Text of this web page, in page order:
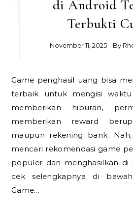
di Android
Terbukti
November 11, 2025 - By
Game penghasil uang bisa menjadi pertimbangan
terbaik untuk mengisi
memberikan hiburan,
memberikan reward
maupun rekening bank.
mencari rekomendasi game
populer dan menghasilkan di
cek selengkapnya di
Game…